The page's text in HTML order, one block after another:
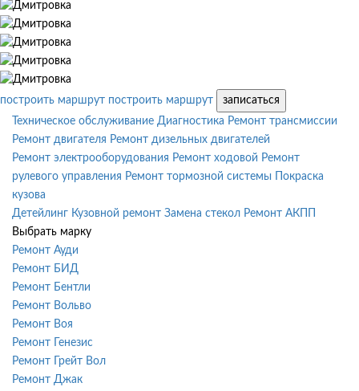
построить маршрут построить маршрут
записаться
Техническое обслуживание Диагностика Ремонт трансмиссии
Ремонт двигателя Ремонт дизельных двигателей
Ремонт электрооборудования Ремонт ходовой Ремонт
рулевого управления Ремонт тормозной системы
Покраска
кузова
Детейлинг Кузовной ремонт Замена стекол Ремонт АКПП
Выбрать марку
Ремонт Ауди
Ремонт БИД
Ремонт Бентли
Ремонт Вольво
Ремонт Воя
Ремонт Генезис
Ремонт Грейт Вол
Ремонт Джак